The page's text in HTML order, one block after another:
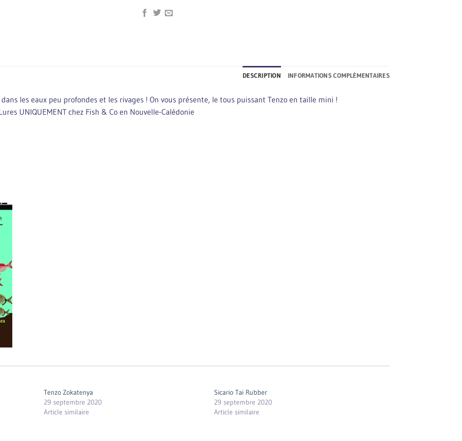
DESCRIPTION INFORMATIONS COMPLÉMENTAIRES
les eaux peu profondes et les rivages ! On vous présente, le tous puissant Tenzo en taille mini !
UNIQUEMENT chez Fish & Co en Nouvelle-Calédonie
Tenzo Zokatenya
29 septembre 2020
Article similaire
Sicario Tai Rubber
29 septembre 2020
Article similaire